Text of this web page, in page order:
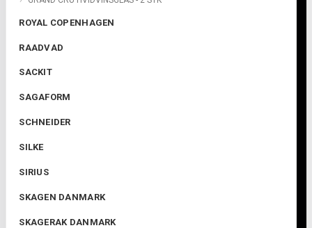
ROYAL COPENHAGEN
RAADVAD
SACKIT
SAGAFORM
SCHNEIDER
SILKE
SIRIUS
SKAGEN DANMARK
SKAGERAK DANMARK